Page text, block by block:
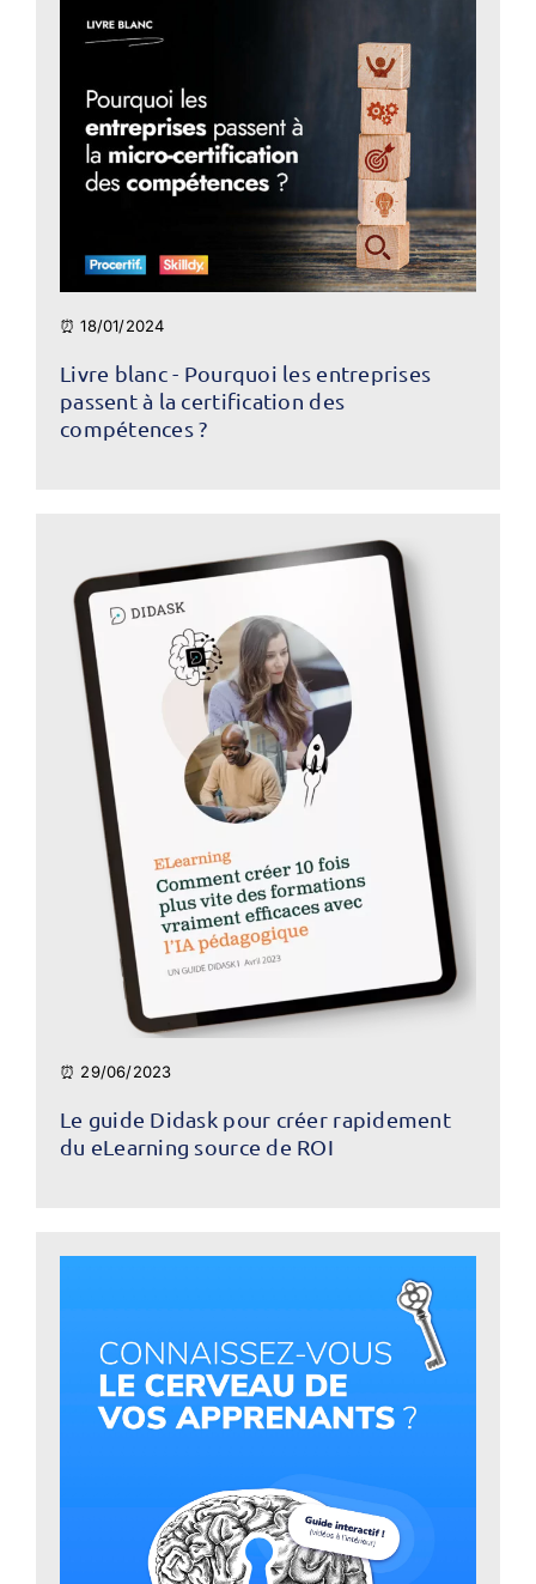
⏰ 18/01/2024
Livre blanc - Pourquoi les entreprises
passent à la certification des
compétences ?
⏰ 29/06/2023
Le guide Didask pour créer rapidement
du eLearning source de ROI